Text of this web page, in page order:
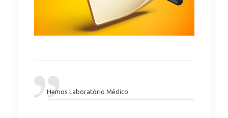
Hemos Laboratório Médico